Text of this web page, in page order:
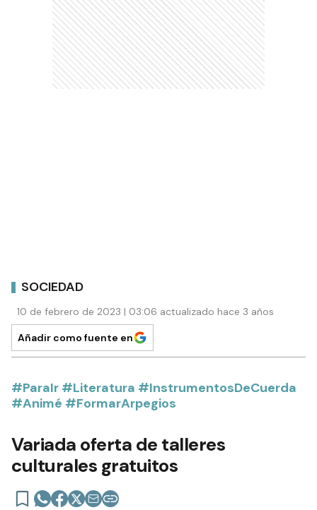
SOCIEDAD
10 de febrero de 2023 | 03:06 actualizado hace 3 años
Añadir como fuente en
#ParaIr #Literatura #InstrumentosDeCuerda
#Animé #FormarArpegios
Variada oferta de talleres
culturales gratuitos